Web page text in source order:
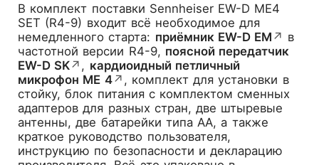
В комплект поставки Sennheiser EW-D ME4
SET (R4-9) входит всё необходимое для
немедленного старта: приёмник EW-D EM ↗ в
частотной версии R4-9, поясной передатчик
EW-D SK↗ , кардиоидный петличный
микрофон ME 4↗ , комплект для установки в
стойку, блок питания с комплектом сменных
адаптеров для разных стран, две штыревые
антенны, две батарейки типа AA, а также
краткое руководство пользователя,
инструкцию по безопасности и декларацию